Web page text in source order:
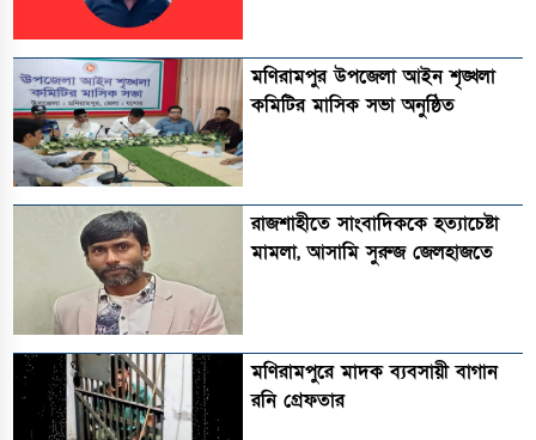
মণিরামপুর উপজেলা আইন শৃঙ্খলা
কমিটির মাসিক সভা অনুষ্ঠিত‎‎
রাজশাহীতে সাংবাদিককে হত্যাচেষ্টা
মামলা, আসামি সুরুজ জেলহাজতে
মণিরামপুরে মাদক ব্যবসায়ী বাগান
রনি গ্রেফতার